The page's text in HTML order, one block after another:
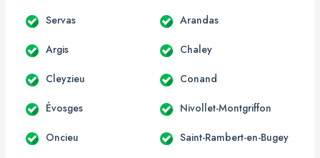
Servas Arandas
Argis Chaley
Cleyzieu Conand
Évosges Nivollet-Montgriffon
Oncieu Saint-Rambert-en-Bugey